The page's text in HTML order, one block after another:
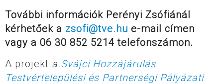
További információk Perényi Zsófiánál
kérhetőek a zsofi@tve.hu e-mail címen
vagy a 06 30 852 5214 telefonszámon.
A projekt a Svájci Hozzájárulás
Testvértelepülési és Partnerségi Pályázati